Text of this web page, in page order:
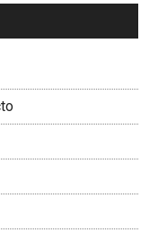
01:04
Corporación